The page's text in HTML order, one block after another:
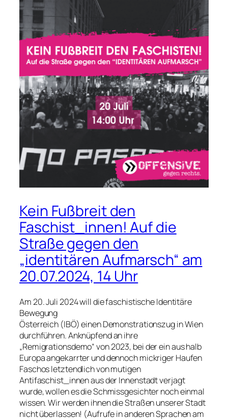
Kein Fußbreit den
Faschist_innen! Auf die
Straße gegen den
„identitären Aufmarsch“ am
20.07.2024, 14 Uhr
Am 20. Juli 2024 will die faschistische Identitäre
Bewegung
Österreich (IBÖ) einen Demonstrationszug in Wien
durchführen. Anknüpfend an ihre
„Remigrationsdemo“ von 2023, bei der ein aus halb
Europa angekarrter und dennoch mickriger Haufen
Faschos letztendlich von mutigen
Antifaschist_innen aus der Innenstadt verjagt
wurde, wollen es die Schmissgesichter noch einmal
wissen. Wir werden ihnen die Straßen unserer Stadt
nicht überlassen! (Aufrufe in anderen Sprachen am